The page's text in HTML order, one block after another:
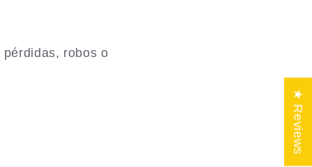
robos o
★ Reviews